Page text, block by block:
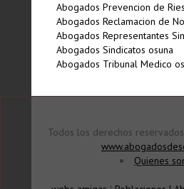
Abogados Prevencion de
Abogados Reclamacion de
Abogados Representantes
Abogados Sindicatos osuna
Abogados Tribunal Medico
Todos los derechos
Quienes